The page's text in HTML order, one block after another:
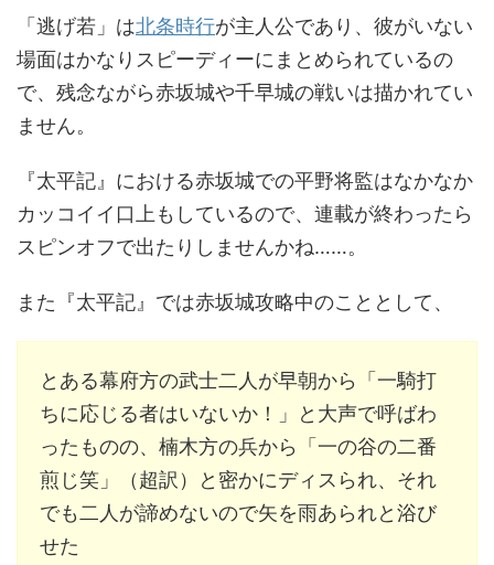
「逃げ若」は北条時行が主人公であり、彼がいない
場面はかなりスピーディーにまとめられているの
で、残念ながら赤坂城や千早城の戦いは描かれてい
ません。
『太平記』における赤坂城での平野将監はなかなか
カッコイイ口上もしているので、連載が終わったら
スピンオフで出たりしませんかね……。
また『太平記』では赤坂城攻略中のこととして、
とある幕府方の武士二人が早朝から「一騎打
ちに応じる者はいないか！」と大声で呼ばわ
ったものの、楠木方の兵から「一の谷の二番
煎じ笑」（超訳）と密かにディスられ、それ
でも二人が諦めないので矢を雨あられと浴び
せた